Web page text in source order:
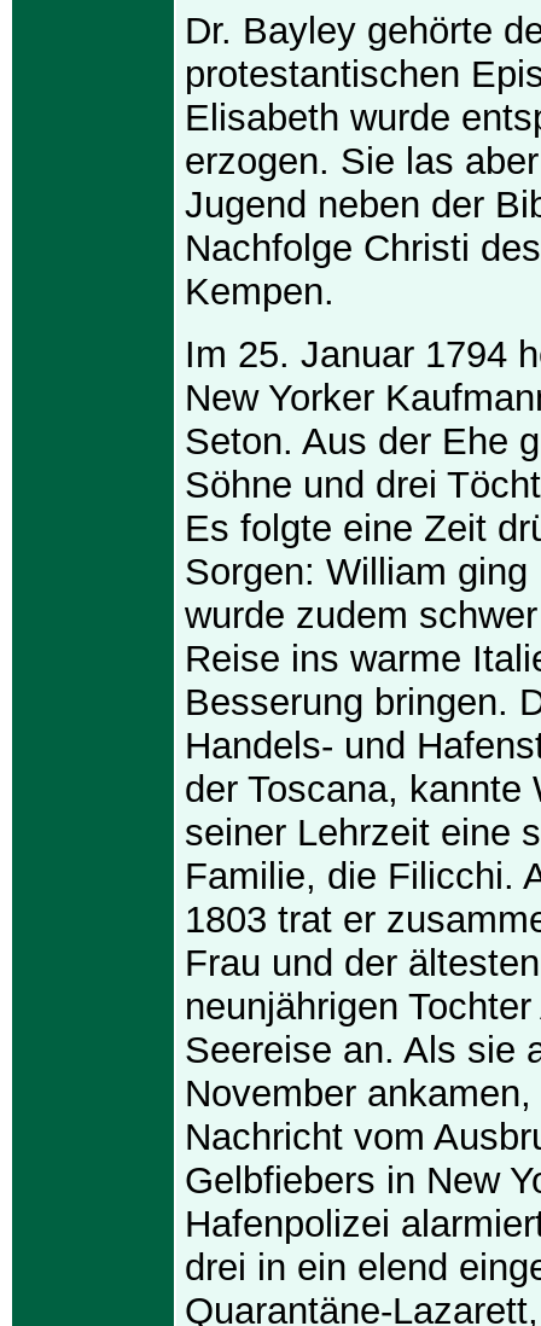
Dr. Bayley gehörte
protestantischen
Elisabeth wurde
erzogen. Sie las
Jugend neben der
Nachfolge Christi
Kempen.
Im 25. Januar 1794
New Yorker
Seton. Aus der Ehe
Söhne und drei
Es folgte eine Zeit
Sorgen: William
wurde zudem
Reise ins warme
Besserung bringen.
Handels- und
der Toscana, kannte
seiner Lehrzeit eine
Familie, die Filicchi.
1803 trat er
Frau und der
neunjährigen
Seereise an. Als sie
November
Nachricht vom
Gelbfiebers in New
Hafenpolizei
drei in ein elend
Quarantäne-